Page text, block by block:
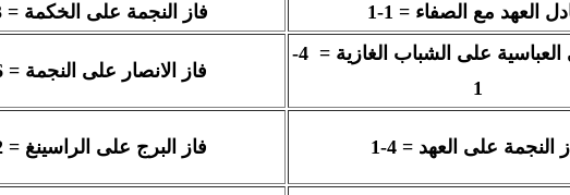
فاز النجمة على الخكمة = 3-2 العهد مع الصفاء = 1-1
فاز الانصار على النجمة = 6-1
العباسية على الشباب الغازية =
4-
1
فاز البرج على الراسينغ = 2-1 النجمة على العهد = 4-1